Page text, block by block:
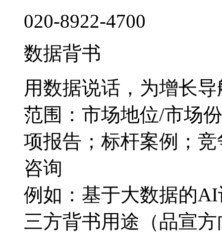
020-8922-4700
数据背书
用数据说话，为增长导
范围：市场地位/市场
项报告；标杆案例；
咨询
例如：基于大数据的
三方背书用途（品宣